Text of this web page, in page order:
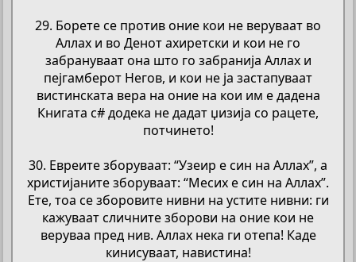
29. Борете се против оние кои не веруваат во
Аллах и во Денот ахиретски и кои не го
забрануваат она што го забранија Аллах и
пејгамберот Негов, и кои не ја застапуваат
вистинската вера на оние на кои им е дадена
Книгата с# додека не дадат џизија со рацете,
потчинето!
30. Евреите зборуваат: “Узеир е син на Аллах”, а
христијаните зборуваат: “Месих е син на Аллах”.
Ете, тоа се зборовите нивни на устите нивни: ги
кажуваат сличните зборови на оние кои не
веруваа пред нив. Аллах нека ги отепа! Каде
кинисуваат, навистина!